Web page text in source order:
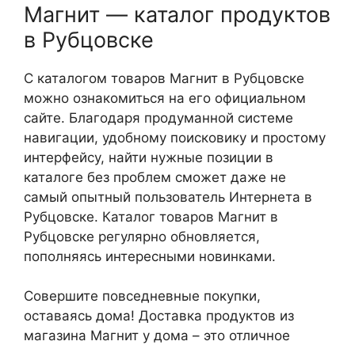
Магнит — каталог продуктов
в Рубцовске
С каталогом товаров Магнит в Рубцовске
можно ознакомиться на его официальном
сайте. Благодаря продуманной системе
навигации, удобному поисковику и простому
интерфейсу, найти нужные позиции в
каталоге без проблем сможет даже не
самый опытный пользователь Интернета в
Рубцовске. Каталог товаров Магнит в
Рубцовске регулярно обновляется,
пополняясь интересными новинками.
Совершите повседневные покупки,
оставаясь дома! Доставка продуктов из
магазина Магнит у дома – это отличное